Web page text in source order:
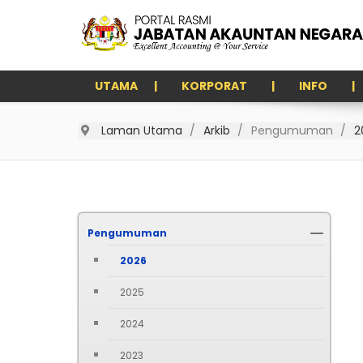
UTAMA KORPORAT INFO
Laman Utama Arkib Pengumuman
Pengumuman
2026
2025
2024
2023